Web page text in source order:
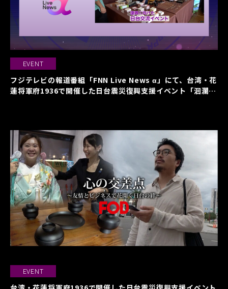
EVENT
フジテレビの報道番組「FNN Live News α」にて、台湾・花
蓮将軍府1936で開催した日台震災復興支援イベント「洄瀾生
EVENT